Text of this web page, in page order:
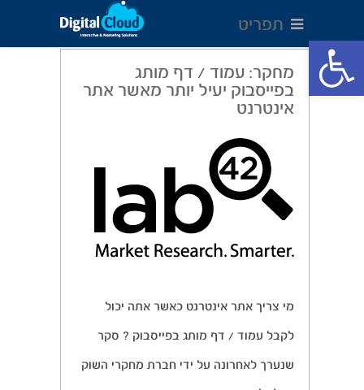
Open toolbar
תפריט
מחקר: עמוד / דף מותג
בפייסבוק יעיל יותר מאשר אתר
אינטרנט
מי צריך אתר אינטרנט כאשר אתה יכול
לקבל עמוד / דף מותג בפייסבוק ? סקר
שנערך לאחרונה על ידי חברת מחקרי השוק